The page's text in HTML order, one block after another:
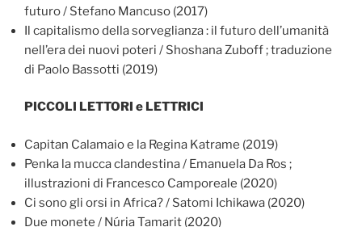
futuro / Stefano Mancuso (2017)
Il capitalismo della sorveglianza : il futuro dell’umanità
nell’era dei nuovi poteri / Shoshana Zuboff ; traduzione
di Paolo Bassotti (2019)
PICCOLI LETTORI e LETTRICI
Capitan Calamaio e la Regina Katrame (2019)
Penka la mucca clandestina / Emanuela Da Ros ;
illustrazioni di Francesco Camporeale (2020)
Ci sono gli orsi in Africa? / Satomi Ichikawa (2020)
Due monete / Núria Tamarit (2020)